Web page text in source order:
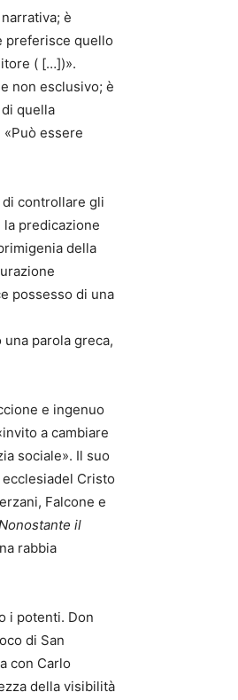
è
preferisce quello
( […])».
non esclusivo; è
quella
essere
controllare gli
predicazione
della
possesso di una
parola greca,
e ingenuo
a cambiare
sociale». Il suo
Cristo
Falcone e
il
rabbia
i potenti. Don
di San
con Carlo
della visibilità